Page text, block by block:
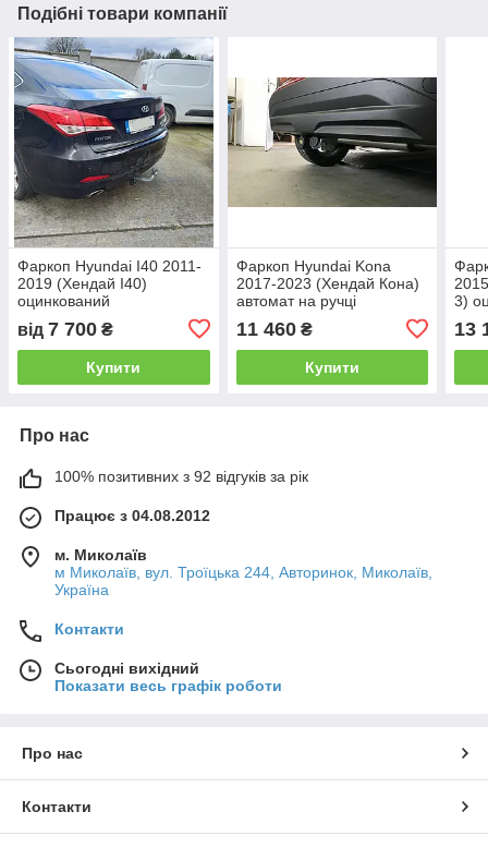
Подібні товари компанії
Фаркоп Hyundai I40 2011-
2019 (Хендай I40)
оцинкований
від 7 700 ₴
Купити
Фаркоп Hyundai Kona
2017-2023 (Хендай Кона)
автомат на ручці
11 460₴
Купити
3)
13
Про нас
100% позитивних з 92 відгуків за рік
Працює з 04.08.2012
м. Миколаїв
м Миколаїв, вул. Троїцька 244, Авторинок, Миколаїв,
Україна
Контакти
Сьогодні вихідний
Показати весь графік роботи
Про нас
Контакти